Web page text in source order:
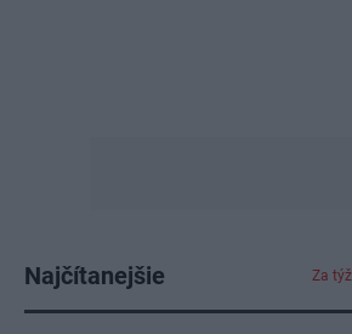
Najčítanejšie Za